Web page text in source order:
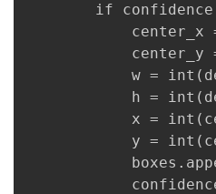
if confidence
center_x
center_y
w =
h =
x =
y =